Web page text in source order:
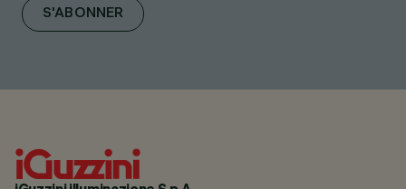
S'ABONNER